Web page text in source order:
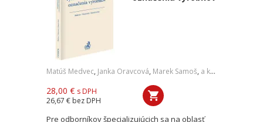
Matúš Medvec, Janka Oravcová, Marek Samoš, a kol.
28,00 € s DPH
26,67 € bez DPH
Pre odborníkov špecializujúcich sa na oblasť